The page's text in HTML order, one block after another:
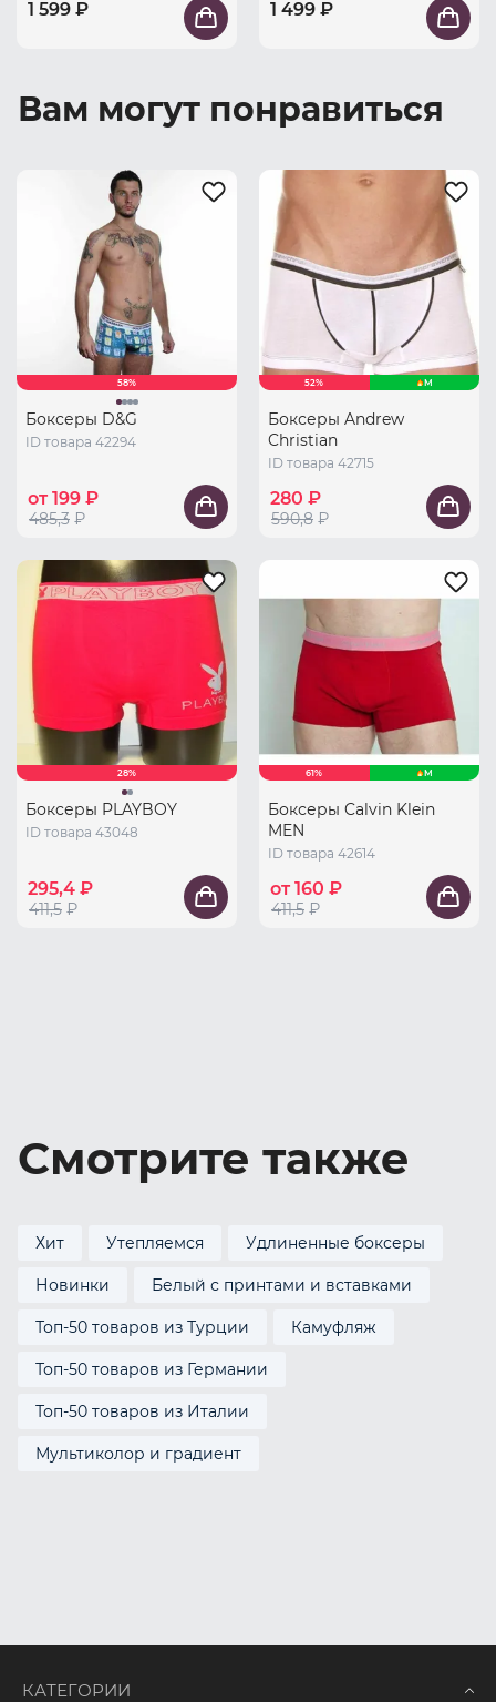
1 599 ₽ 1 499 ₽
Вам могут понравиться
58%
Боксеры D&G
ID товара 42294
от 199 ₽
485,3 ₽
52% M
Боксеры Andrew
Christian
ID товара 42715
280 ₽
590,8 ₽
28%
Боксеры PLAYBOY
ID товара 43048
295,4 ₽
411,5 ₽
61% M
Боксеры Calvin Klein
MEN
ID товара 42614
от 160 ₽
411,5 ₽
Смотрите также
Хит Утепляемся Удлиненные боксеры
Новинки Белый с принтами и вставками
Топ-50 товаров из Турции Камуфляж
Топ-50 товаров из Германии
Топ-50 товаров из Италии
Мультиколор и градиент
КАТЕГОРИИ